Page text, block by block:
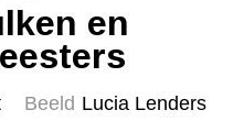
en
Beeld Lucia Lenders